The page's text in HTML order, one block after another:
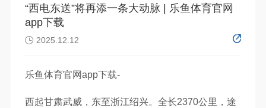
“西电东送”将再添一条大动脉 | 乐鱼体育官网
app下载
 2025.12.12
乐鱼体育官网app下载-
西起甘肃武威，东至浙江绍兴。全长2370公里，途